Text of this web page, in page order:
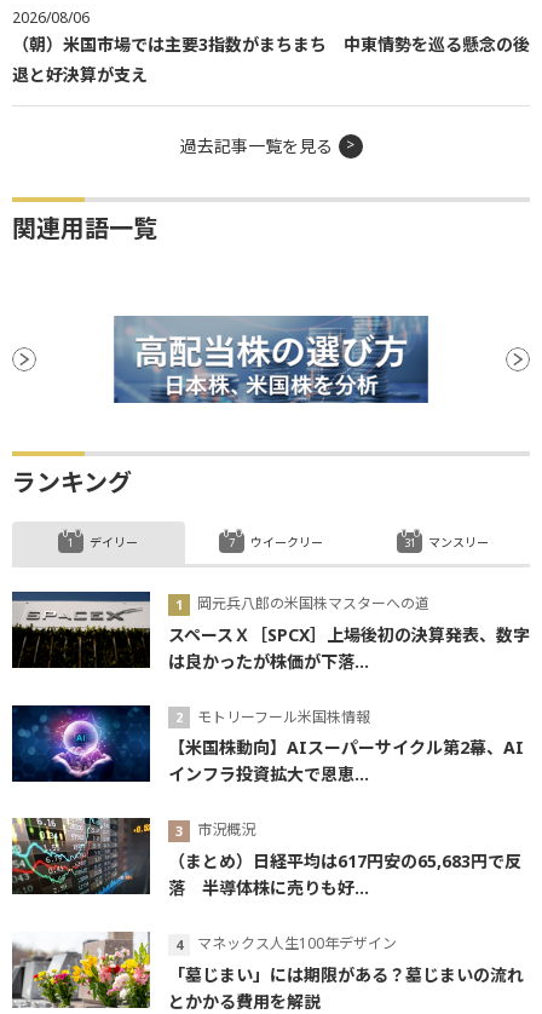
2026/08/06
（朝）米国市場では主要3指数がまちまち 中東情勢を巡る懸念の後
退と好決算が支え
過去記事一覧を見る
関連用語一覧
ランキング
デイリー
岡元兵八郎の米国株マスターへの道
スペースＸ［SPCX］上場後初の決算発表、数字
は良かったが株価が下落...
モトリーフール米国株情報
【米国株動向】AIスーパーサイクル第2幕、AI
インフラ投資拡大で恩恵...
市況概況
（まとめ）日経平均は617円安の65,683円で反
落 半導体株に売りも好...
マネックス人生100年デザイン
「墓じまい」には期限がある？墓じまいの流れ
とかかる費用を解説
ウイークリー マンスリー